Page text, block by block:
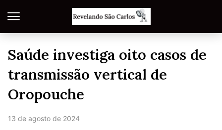
Saúde investiga oito casos de
transmissão vertical de
Oropouche
13 de agosto de 2024